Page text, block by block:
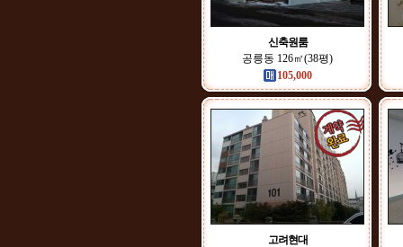
신축원룸
공릉동 126㎡(38평)
105,000
고려현대